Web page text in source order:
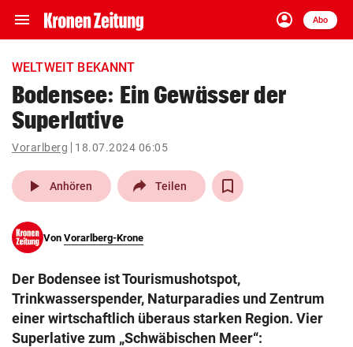
menu Navigation
ein-/ausklappen
account_circle
Anmelden
Abo
close Schließen
account_circle Anmelden
pin_drop
Wien arrow_right
search
eingeben
WELTWEIT BEKANNT
Bodensee: Ein Gewässer der
Superlative
Vorarlberg 18.07.2024 06:05
play_arrow Anhören Teilen
Von Vorarlberg-Krone
Der Bodensee ist Tourismushotspot,
Trinkwasserspender, Naturparadies und Zentrum
einer wirtschaftlich überaus starken Region. Vier
Superlative zum „Schwäbischen Meer“: